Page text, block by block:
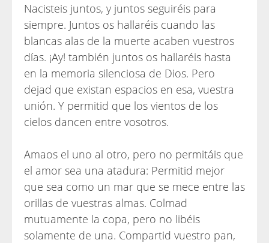
Nacisteis juntos, y juntos seguiréis para
siempre. Juntos os hallaréis cuando las
blancas alas de la muerte acaben vuestros
días. ¡Ay! también juntos os hallaréis hasta
en la memoria silenciosa de Dios. Pero
dejad que existan espacios en esa, vuestra
unión. Y permitid que los vientos de los
cielos dancen entre vosotros.
Amaos el uno al otro, pero no permitáis que
el amor sea una atadura: Permitid mejor
que sea como un mar que se mece entre las
orillas de vuestras almas. Colmad
mutuamente la copa, pero no libéis
solamente de una. Compartid vuestro pan,